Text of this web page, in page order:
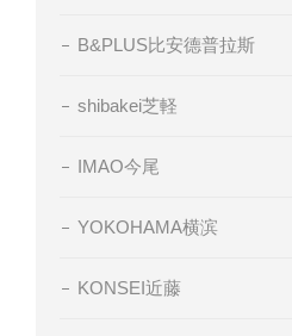
B&PLUS比安德普拉斯
shibakei芝軽
IMAO今尾
YOKOHAMA横滨
KONSEI近藤